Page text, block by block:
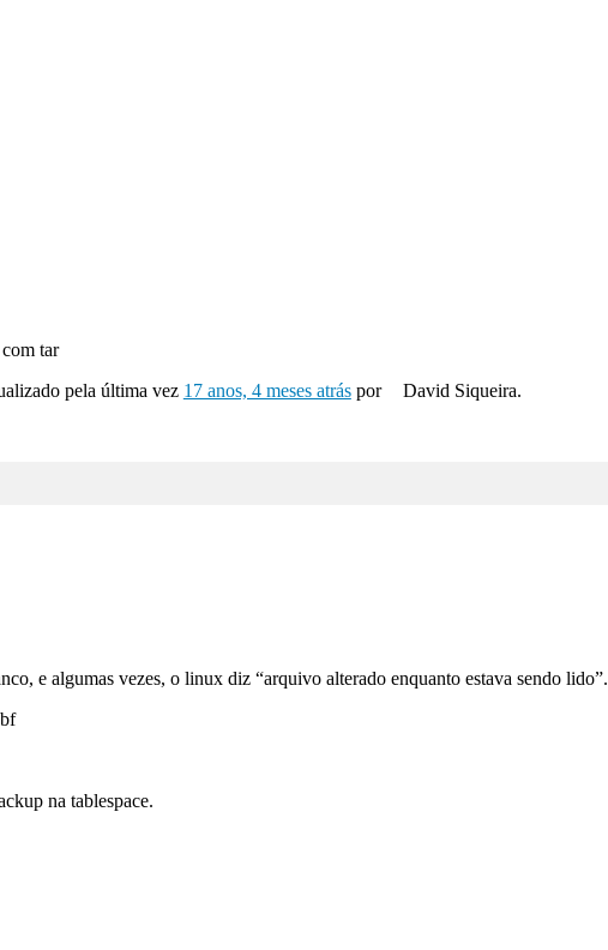
tar
pela última vez 17 anos, 4 meses atráspor
David Siqueira.
e algumas vezes, o linux diz “arquivo alterado enquanto estava sendo lido”.
na tablespace.